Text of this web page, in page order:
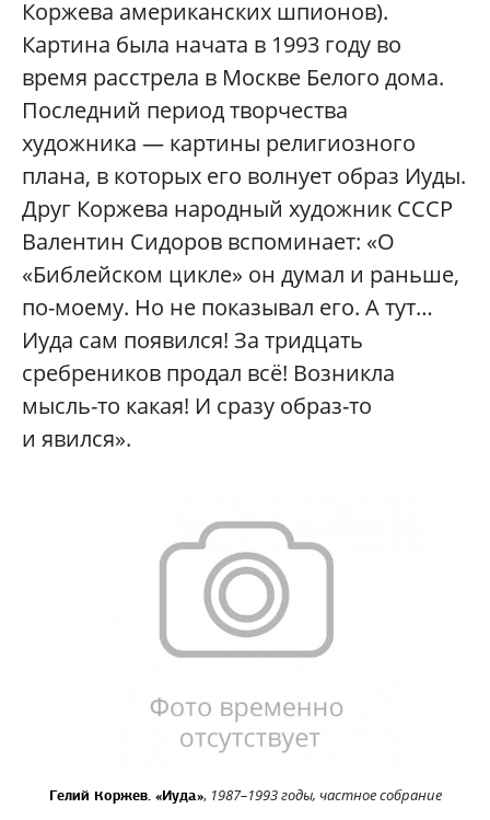
Коржева американских шпионов).
Картина была начата в 1993 году во
время расстрела в Москве Белого дома.
Последний период творчества
художника — картины религиозного
плана, в которых его волнует образ Иуды.
Друг Коржева народный художник СССР
Валентин Сидоров вспоминает: «О
«Библейском цикле» он думал и раньше,
по-моему. Но не показывал его. А тут…
Иуда сам появился! За тридцать
сребреников продал всё! Возникла
мысль-то какая! И сразу образ-то
и явился».
Гелий Коржев. «Иуда», 1987–1993 годы, частное собрание